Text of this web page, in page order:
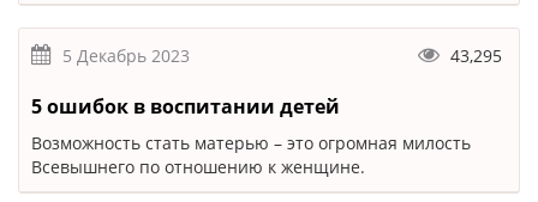
5 Декабрь 2023 43,295
5 ошибок в воспитании детей
Возможность стать матерью – это огромная милость
Всевышнего по отношению к женщине.